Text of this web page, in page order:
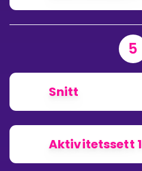
5
Snitt
Aktivitetssett 1